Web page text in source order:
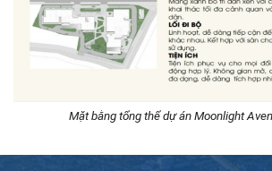
Mặt bằng tổng thể dự án Moonlight